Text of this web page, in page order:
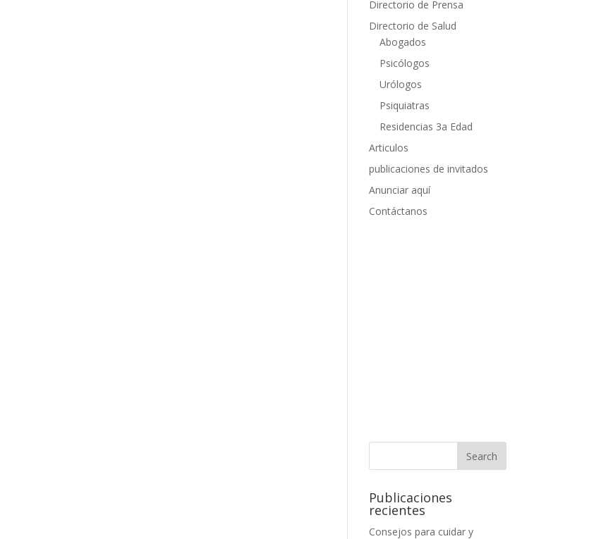
Directorio de Prensa
Directorio de Salud
Abogados
Psicólogos
Urólogos
Psiquiatras
Residencias 3a Edad
Articulos
publicaciones de invitados
Anunciar aquí
Contáctanos
Publicaciones
recientes
Consejos para cuidar y